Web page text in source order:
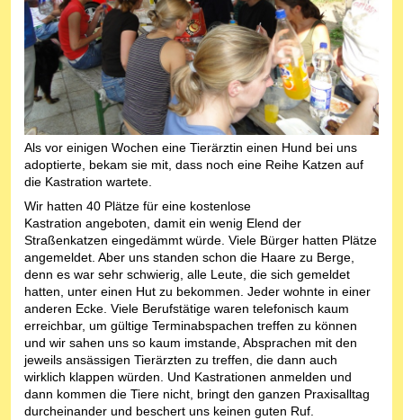
Als vor einigen Wochen eine Tierärztin einen Hund bei uns
adoptierte, bekam sie mit, dass noch eine Reihe Katzen auf
die Kastration wartete.
Wir hatten 40 Plätze für eine kostenlose
Kastration angeboten, damit ein wenig Elend der
Straßenkatzen eingedämmt würde. Viele Bürger hatten Plätze
angemeldet. Aber uns standen schon die Haare zu Berge,
denn es war sehr schwierig, alle Leute, die sich gemeldet
hatten, unter einen Hut zu bekommen. Jeder wohnte in einer
anderen Ecke. Viele Berufstätige waren telefonisch kaum
erreichbar, um gültige Terminabspachen treffen zu können
und wir sahen uns so kaum imstande, Absprachen mit den
jeweils ansässigen Tierärzten zu treffen, die dann auch
wirklich klappen würden. Und Kastrationen anmelden und
dann kommen die Tiere nicht, bringt den ganzen Praxisalltag
durcheinander und beschert uns keinen guten Ruf.